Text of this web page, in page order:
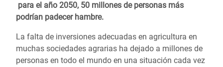
para el año 2050, 50 millones de personas más
podrían padecer hambre.
La falta de inversiones adecuadas en agricultura en
muchas sociedades agrarias ha dejado a millones de
personas en todo el mundo en una situación cada vez